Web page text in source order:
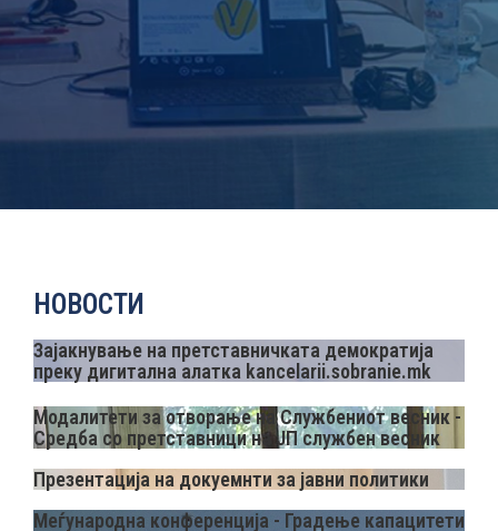
ИСТРАЖУВАЊА
УСЛУГИ
ПОВИЦИ
НОВОСТИ
Зајакнување на претставничката демократија
преку дигитална алатка kancelarii.sobranie.mk
Модалитети за отворање на Службениот весник -
Средба со претставници на ЈП службен весник
Презентација на докуемнти за јавни политики
Меѓународна конференција - Градење капацитети